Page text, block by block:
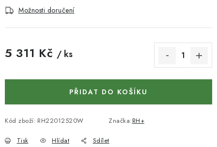
DÁRKOVÉ POUKAZY
STROJE DO DÍLNY
NÁSTROJE PRO STOLAŘE
NÁSTROJE PRO OPRACOVÁNÍ KOVU
NÁSTROJE PRO ŘEZÁNÍ DŘEVA
Možnosti doručení
5 311 Kč / ks
PŘIDAT DO KOŠÍKU
Kód zboží: RH22012520W Značka:RH+
Tisk Hlídat Sdílet